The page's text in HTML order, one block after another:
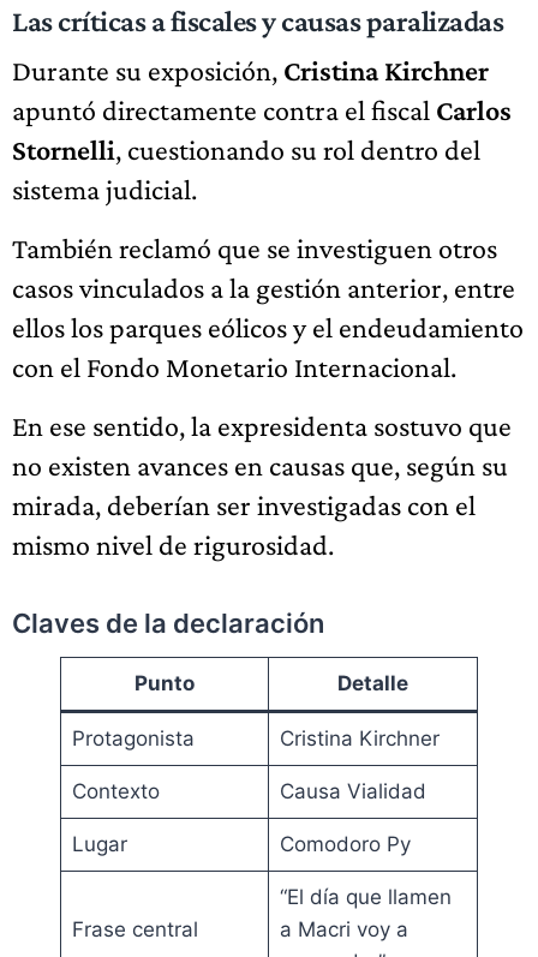
Las críticas a fiscales y causas paralizadas
Durante su exposición, Cristina Kirchner
apuntó directamente contra el fiscal Carlos
Stornelli, cuestionando su rol dentro del
sistema judicial.
También reclamó que se investiguen otros
casos vinculados a la gestión anterior, entre
ellos los parques eólicos y el endeudamiento
con el Fondo Monetario Internacional.
En ese sentido, la expresidenta sostuvo que
no existen avances en causas que, según su
mirada, deberían ser investigadas con el
mismo nivel de rigurosidad.
Claves de la declaración
Punto Detalle
Protagonista Cristina Kirchner
Contexto Causa Vialidad
Lugar Comodoro Py
Frase central
“El día que llamen
a Macri voy a